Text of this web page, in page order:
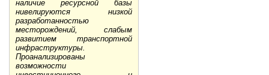
наличие ресурсной базы
нивелируются низкой
разработанностью
месторождений, слабым
развитием транспортной
инфраструктуры.
Проанализированы
возможности